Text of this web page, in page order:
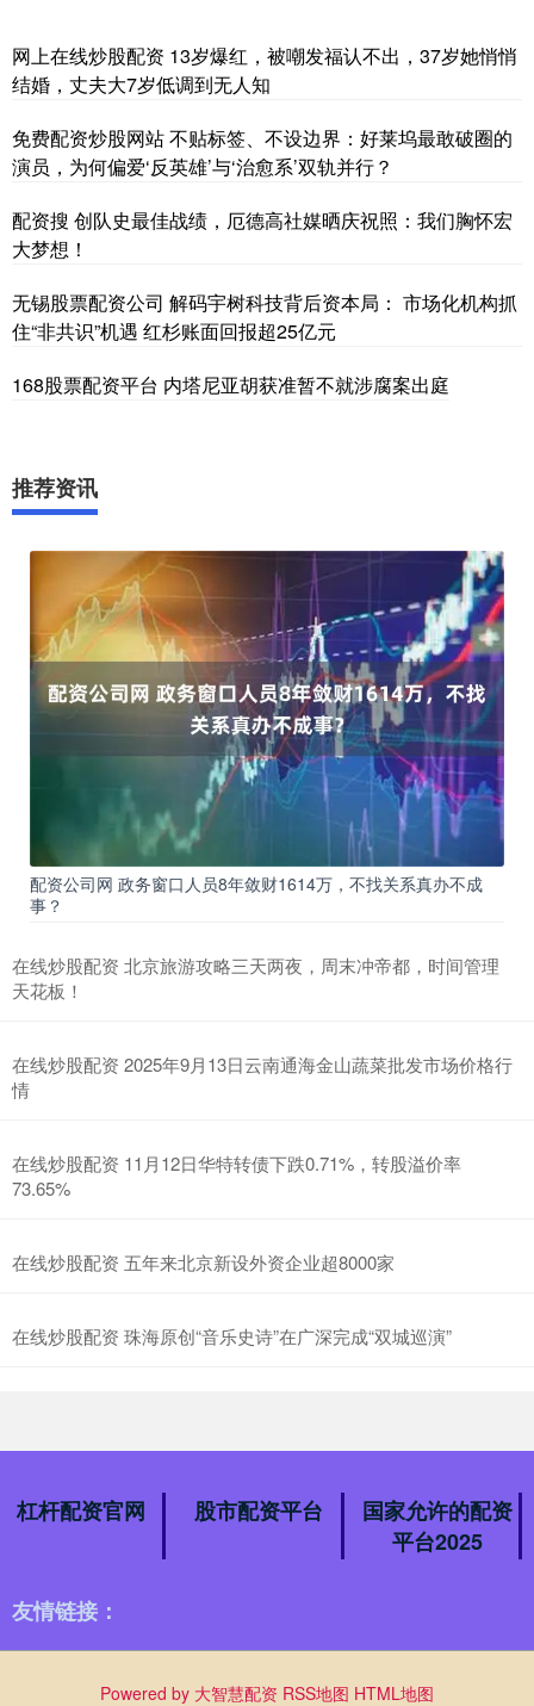
网上在线炒股配资 13岁爆红，被嘲发福认不出，37岁她悄悄
结婚，丈夫大7岁低调到无人知
免费配资炒股网站 不贴标签、不设边界：好莱坞最敢破圈的
演员，为何偏爱‘反英雄’与‘治愈系’双轨并行？
配资搜 创队史最佳战绩，厄德高社媒晒庆祝照：我们胸怀宏
大梦想！
无锡股票配资公司 解码宇树科技背后资本局： 市场化机构抓
住“非共识”机遇 红杉账面回报超25亿元
168股票配资平台 内塔尼亚胡获准暂不就涉腐案出庭
推荐资讯
配资公司网 政务窗口人员8年敛财1614万，不找关系真办不成
事？
在线炒股配资 北京旅游攻略三天两夜，周末冲帝都，时间管理
天花板！
在线炒股配资 2025年9月13日云南通海金山蔬菜批发市场价格行
情
在线炒股配资 11月12日华特转债下跌0.71%，转股溢价率
73.65%
在线炒股配资 五年来北京新设外资企业超8000家
在线炒股配资 珠海原创“音乐史诗”在广深完成“双城巡演”
杠杆配资官网 股市配资平台
国家允许的配资
平台2025
友情链接：
Powered by 大智慧配资 RSS地图 HTML地图